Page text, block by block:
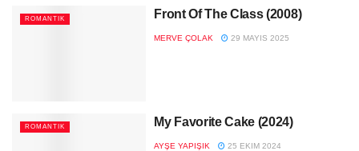
ROMANTIK Front Of The Class (2008)
MERVE ÇOLAK 29 MAYIS 2025
ROMANTIK My Favorite Cake (2024)
AYŞE YAPIŞIK 25 EKIM 2024